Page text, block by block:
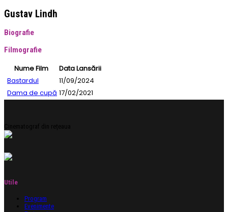
Gustav Lindh
Biografie
Filmografie
Nume Film
Data Lansării
Bastardul
11/09/2024
Dama de cupă 17/02/2021
Cinematograf din rețeaua
Utile
Program
Evenimente